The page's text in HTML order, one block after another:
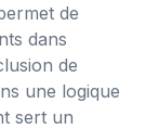
de
dans
de
une logique
sert un